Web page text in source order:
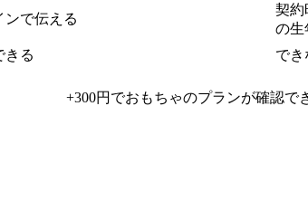
ンで伝える
契約
の生
きる でき
+300円でおもちゃのプランが確認で